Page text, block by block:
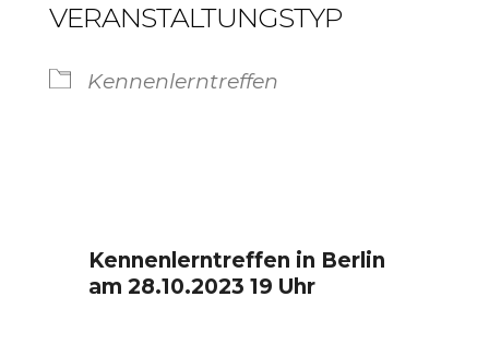
VERANSTALTUNGSTYP
Kennenlerntreffen
Kennenlerntreffen in Berlin
am 28.10.2023 19 Uhr